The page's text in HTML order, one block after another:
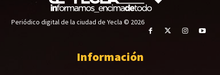
Periódico digital de la ciudad de Yecla © 2026
Información